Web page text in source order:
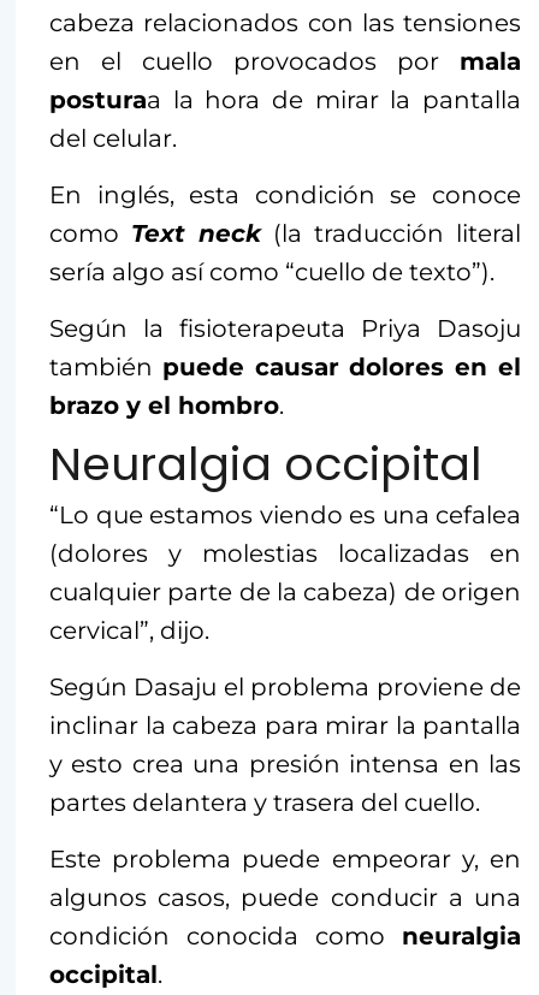
cabeza relacionados con las tensiones
en el cuello provocados por mala
posturaa la hora de mirar la pantalla
del celular.
En inglés, esta condición se conoce
como Text neck (la traducción literal
sería algo así como “cuello de texto”).
Según la fisioterapeuta Priya Dasoju
también puede causar dolores en el
brazo y el hombro.
Neuralgia occipital
“Lo que estamos viendo es una cefalea
(dolores y molestias localizadas en
cualquier parte de la cabeza) de origen
cervical”, dijo.
Según Dasaju el problema proviene de
inclinar la cabeza para mirar la pantalla
y esto crea una presión intensa en las
partes delantera y trasera del cuello.
Este problema puede empeorar y, en
algunos casos, puede conducir a una
condición conocida como neuralgia
occipital.